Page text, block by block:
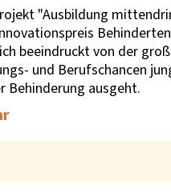
"Ausbildung
beeindruckt von der
und Berufschancen
Behinderung ausgeht.